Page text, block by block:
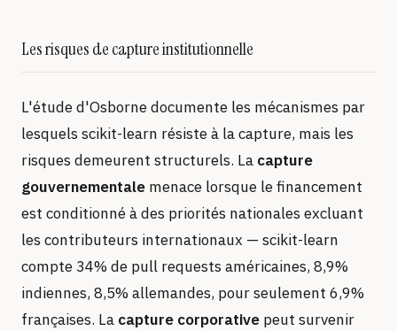
Les risques de capture institutionnelle
L'étude d'Osborne documente les mécanismes par
lesquels scikit-learn résiste à la capture, mais les
risques demeurent structurels. La capture
gouvernementale menace lorsque le financement
est conditionné à des priorités nationales excluant
les contributeurs internationaux — scikit-learn
compte 34% de pull requests américaines, 8,9%
indiennes, 8,5% allemandes, pour seulement 6,9%
françaises. La capture corporative peut survenir